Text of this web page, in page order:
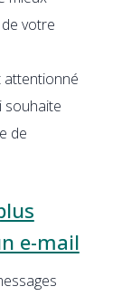
votre
attentionné
souhaite
de
e-mail